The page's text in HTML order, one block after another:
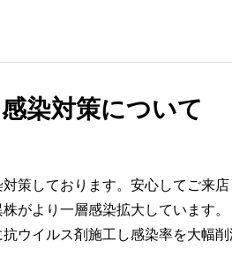
染対策について
策しております。安心してご来店
がより一層感染拡大しています。
ウイルス剤施工し感染率を大幅